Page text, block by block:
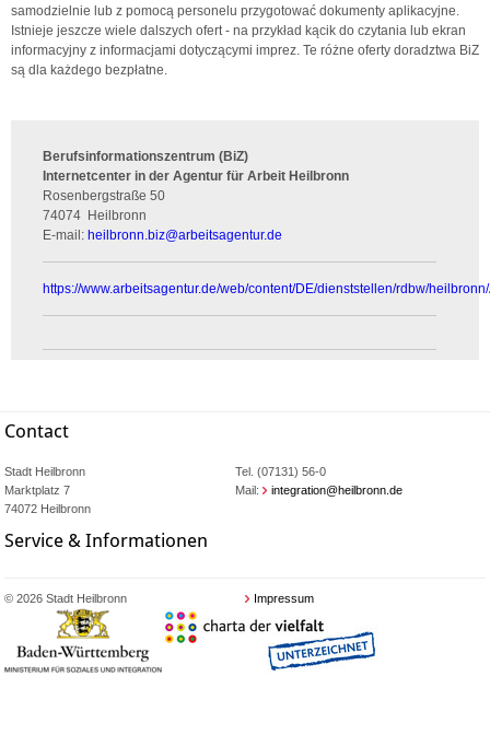
samodzielnie lub z pomocą personelu przygotować dokumenty aplikacyjne.
Istnieje jeszcze wiele dalszych ofert - na przykład kącik do czytania lub ekran
informacyjny z informacjami dotyczącymi imprez. Te różne oferty doradztwa BiZ
są dla każdego bezpłatne.
Berufsinformationszentrum (BiZ)
Internetcenter in der Agentur für Arbeit Heilbronn
Rosenbergstraße 50
74074 Heilbronn
E-mail: heilbronn.biz@arbeitsagentur.de
https://www.arbeitsagentur.de/web/content/DE/dienststellen/rdbw/
Contact
Stadt Heilbronn
Marktplatz 7
74072 Heilbronn
Tel. (07131) 56-0
Mail:
integration@heilbronn.de
Service & Informationen
© 2026 Stadt Heilbronn Impressum